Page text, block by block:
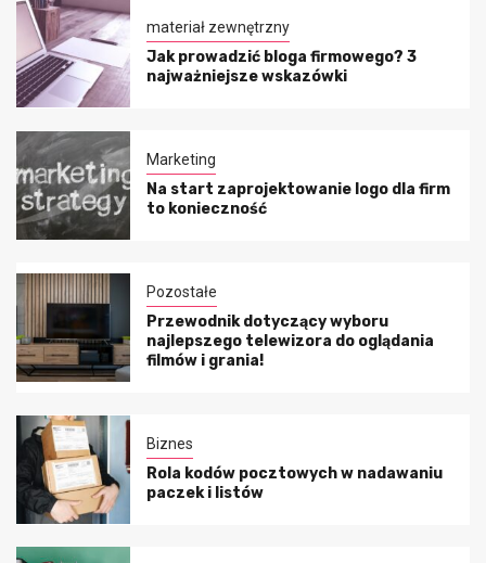
materiał zewnętrzny
Jak prowadzić bloga firmowego? 3
najważniejsze wskazówki
Marketing
Na start zaprojektowanie logo dla firm
to konieczność
Pozostałe
Przewodnik dotyczący wyboru
najlepszego telewizora do oglądania
filmów i grania!
Biznes
Rola kodów pocztowych w nadawaniu
paczek i listów